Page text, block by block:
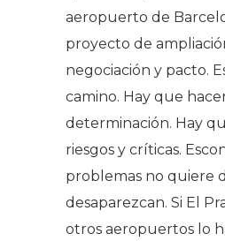
aeropuerto de
proyecto de
negociación y pacto.
camino. Hay que
determinación. Hay
riesgos y críticas.
problemas no quiere
desaparezcan. Si El
otros aeropuertos lo